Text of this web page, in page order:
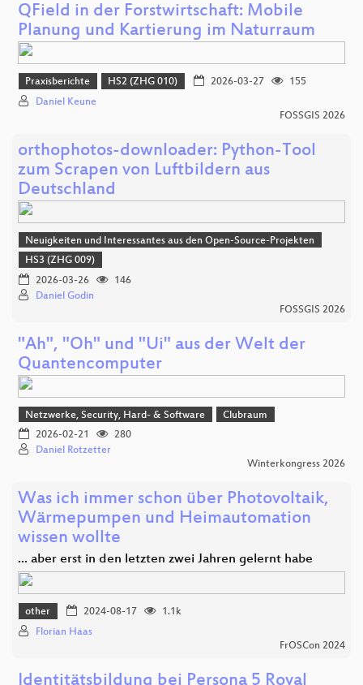
QField in der Forstwirtschaft: Mobile
Planung und Kartierung im Naturraum
Praxisberichte HS2 (ZHG 010) 2026-03-27
155
Daniel Keune
FOSSGIS 2026
orthophotos-downloader: Python-Tool
zum Scrapen von Luftbildern aus
Deutschland
Neuigkeiten und Interessantes aus den Open-Source-Projekten
HS3 (ZHG 009)
2026-03-26
146
Daniel Godin
FOSSGIS 2026
"Ah", "Oh" und "Ui" aus der Welt der
Quantencomputer
Netzwerke, Security, Hard- & Software
Clubraum
2026-02-21
280
Daniel Rotzetter
Winterkongress 2026
Was ich immer schon über Photovoltaik,
Wärmepumpen und Heimautomation
wissen wollte
... aber erst in den letzten zwei Jahren gelernt habe
other 2024-08-17
1.1k
Florian Haas
FrOSCon 2024